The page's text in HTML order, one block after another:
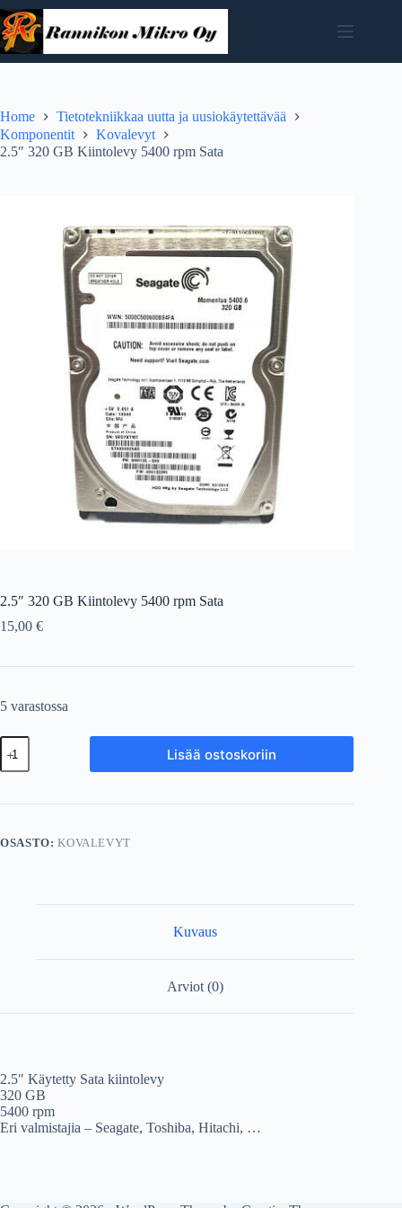
Skip
to
content
Home
Tietotekniikkaa uutta ja uusiokäytettävää
Komponentit
Kovalevyt
2.5″ 320 GB Kiintolevy 5400 rpm Sata
2.5″ 320 GB Kiintolevy 5400 rpm Sata
15,00 €
5 varastossa
2.5"
320
GB
5400
määrä
Lisää ostoskoriin
OSASTO:KOVALEVYT
Kuvaus
Arviot (0)
2.5″ Käytetty Sata kiintolevy
320 GB
5400 rpm
Eri valmistajia – Seagate, Toshiba, Hitachi, …